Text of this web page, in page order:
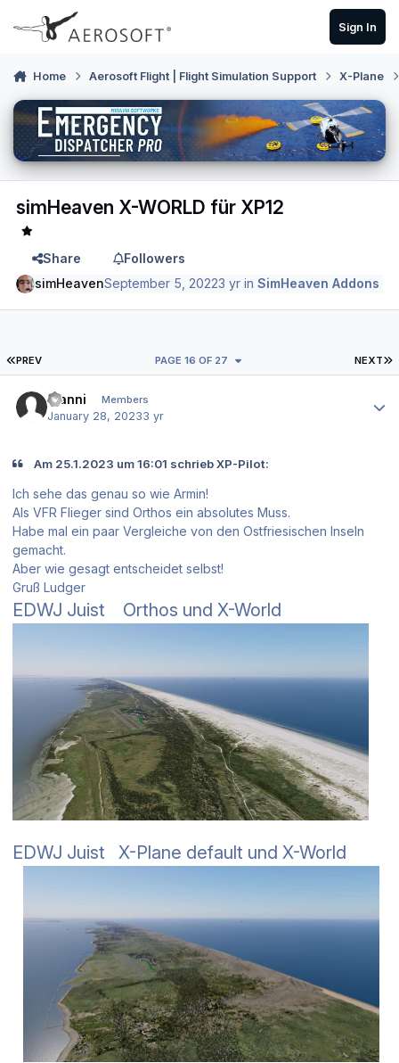
Skip to content
Sign In
Home Aerosoft Flight | Flight Simulation Support X-Plane
simHeaven X-WORLD für XP12
Share
Followers
simHeavenSeptember 5, 20223 yr inSimHeaven Addons
FIRST PAGE
PREV NEXT
PAGE 16 OF 27
Manni Members
January 28, 20233 yr
Am 25.1.2023 um 16:01 schrieb XP-Pilot:
Ich sehe das genau so wie Armin!
Als VFR Flieger sind Orthos ein absolutes Muss.
Habe mal ein paar Vergleiche von den Ostfriesischen Inseln
gemacht.
Aber wie gesagt entscheidet selbst!
Gruß Ludger
EDWJ Juist Orthos und X-World
EDWJ Juist X-Plane default und X-World